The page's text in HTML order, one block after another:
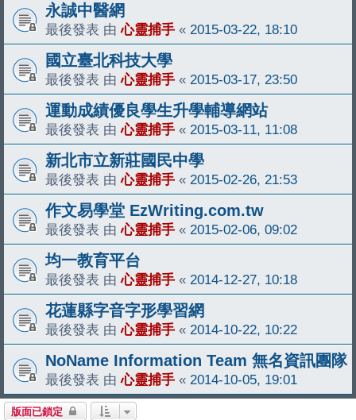
永誠中醫網
最後發表 由心靈捕手 « 2015-03-22, 18:10
國立臺北科技大學
最後發表 由心靈捕手 « 2015-03-17, 23:50
運動成績優良學生升學輔導網站
最後發表 由心靈捕手 « 2015-03-11, 11:08
新北市立新莊國民中學
最後發表 由心靈捕手 « 2015-02-26, 21:53
作文易學堂 EzWriting.com.tw
最後發表 由心靈捕手 « 2015-02-06, 09:02
均一教育平台
最後發表 由心靈捕手 « 2014-12-27, 10:18
花蓮縣字音字形學習網
最後發表 由心靈捕手 « 2014-10-22, 10:22
NoName Information Team 無名資訊團隊
最後發表 由心靈捕手 « 2014-10-05, 19:01
版面已鎖定